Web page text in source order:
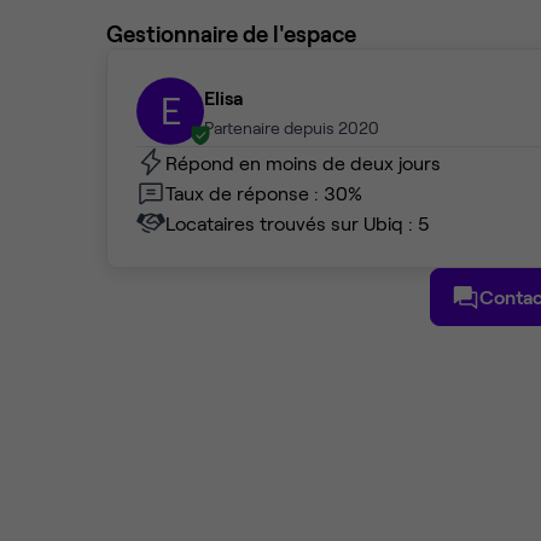
Gestionnaire de l'espace
E Elisa
Partenaire depuis 2020
Répond en moins de deux jours
Taux de réponse : 30%
Locataires trouvés sur Ubiq : 5